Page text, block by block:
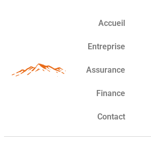
Accueil
Entreprise
Assurance
Finance
Contact